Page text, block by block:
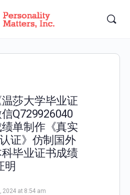
莎大学毕业证
Q729926040
单制作《真实
证》仿制国外
毕业证书成绩
明
2024 at 8:54 am